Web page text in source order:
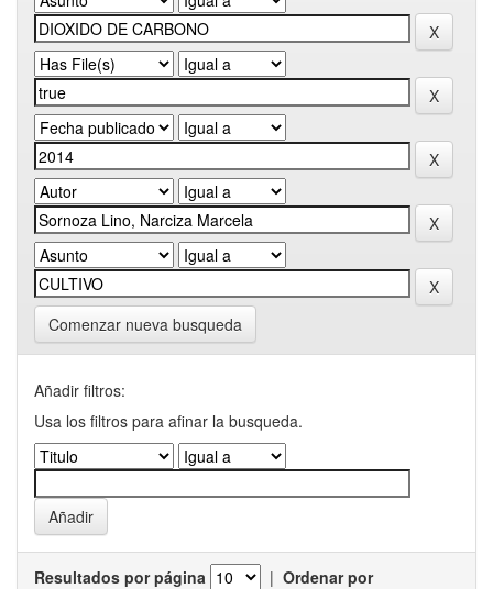
Comenzar nueva busqueda
Añadir filtros:
Usa los filtros para afinar la busqueda.
Resultados por página | Ordenar por